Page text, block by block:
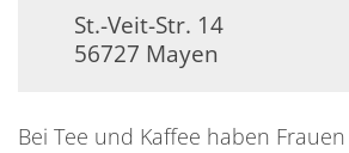
St.-Veit-Str. 14
56727 Mayen
Bei Tee und Kaffee haben